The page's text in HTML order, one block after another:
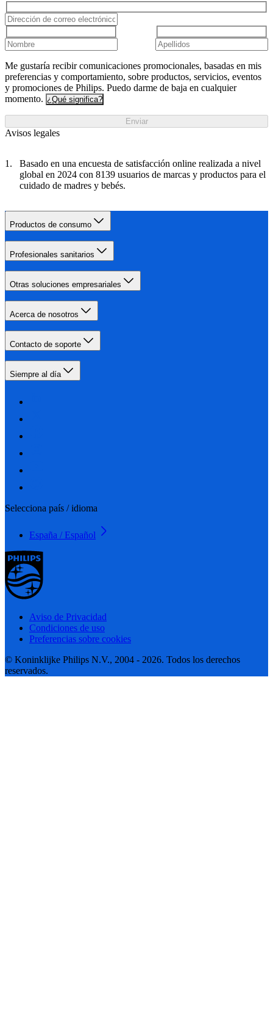
Me gustaría recibir comunicaciones promocionales, basadas en mis
preferencias y comportamiento, sobre productos, servicios, eventos
y promociones de Philips. Puedo darme de baja en cualquier
momento. ¿Qué significa?
Enviar
Avisos legales
Basado en una encuesta de satisfacción online realizada a nivel
global en 2024 con 8139 usuarios de marcas y productos para el
cuidado de madres y bebés.
Productos de consumo
Profesionales sanitarios
Otras soluciones empresariales
Acerca de nosotros
Contacto de soporte
Siempre al día
Selecciona país / idioma
España / Español
Aviso de Privacidad
Condiciones de uso
Preferencias sobre cookies
© Koninklijke Philips N.V., 2004 - 2026. Todos los derechos
reservados.